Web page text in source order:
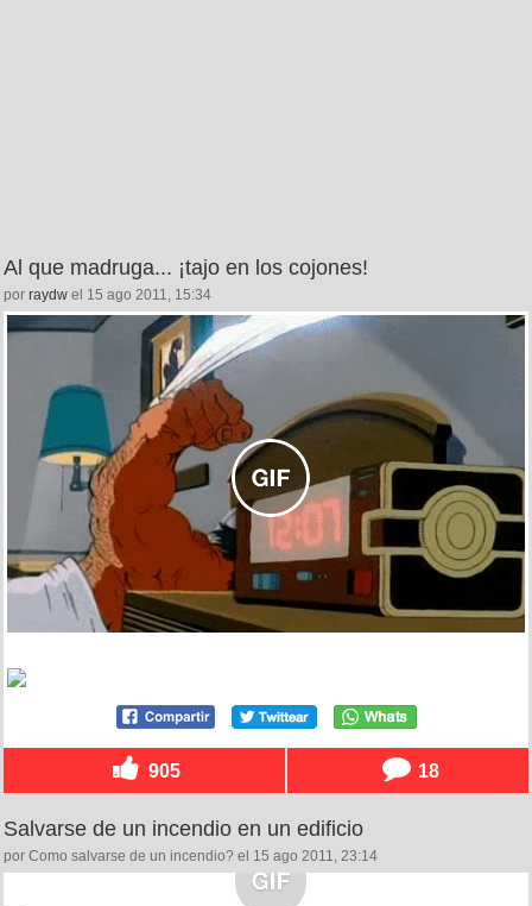
Al que madruga... ¡tajo en los cojones!
por raydw el 15 ago 2011, 15:34
905 18
Salvarse de un incendio en un edificio
por Como salvarse de un incendio? el 15 ago 2011, 23:14